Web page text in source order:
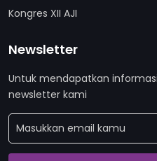
Kongres XII AJI
Newsletter
Untuk mendapatkan
newsletter kami